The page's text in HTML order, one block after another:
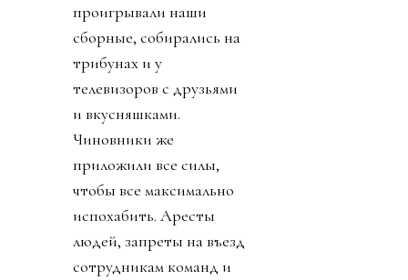
проигрывали наши
сборные, собирались на
трибунах и у
телевизоров с друзьями
и вкусняшками.
Чиновники же
приложили все силы,
чтобы все максимально
испохабить. Аресты
людей, запреты на въезд
сотрудникам команд и